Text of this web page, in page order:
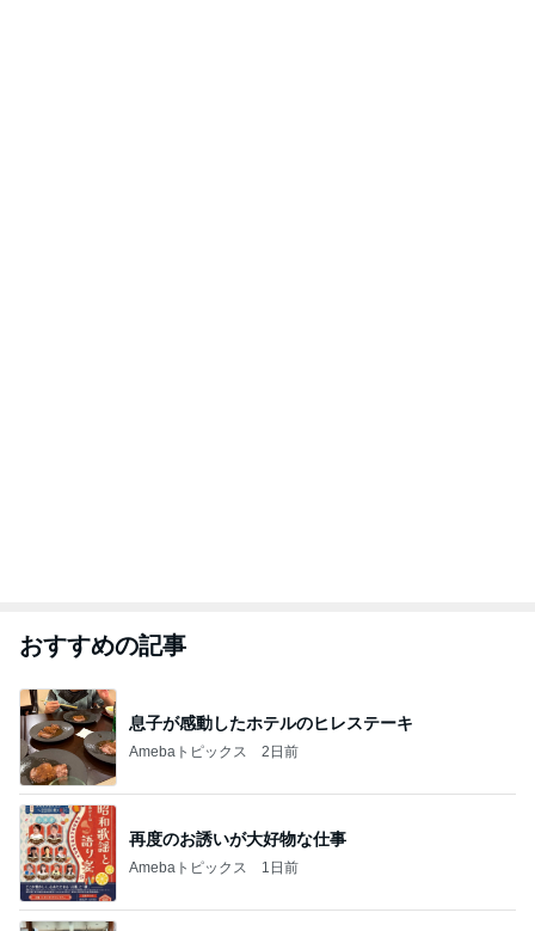
おすすめの記事
息子が感動したホテルのヒレステーキ
Amebaトピックス 2日前
再度のお誘いが大好物な仕事
Amebaトピックス 1日前